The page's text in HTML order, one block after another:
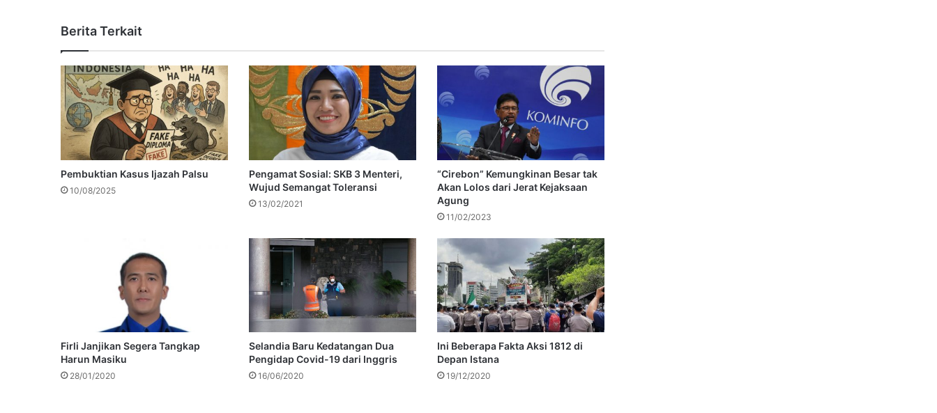
Berita Terkait
Pembuktian Kasus Ijazah Palsu
10/08/2025
Pengamat Sosial: SKB 3 Menteri,
Wujud Semangat Toleransi
13/02/2021
“Cirebon” Kemungkinan Besar tak
Akan Lolos dari Jerat Kejaksaan
Agung
11/02/2023
Firli Janjikan Segera Tangkap
Harun Masiku
28/01/2020
Selandia Baru Kedatangan Dua
Pengidap Covid-19 dari Inggris
16/06/2020
Ini Beberapa Fakta Aksi 1812 di
Depan Istana
19/12/2020